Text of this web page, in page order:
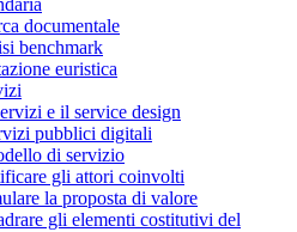
documentale
benchmark
euristica
e il service design
pubblici digitali
di servizio
gli attori coinvolti
la proposta di valore
gli elementi costitutivi del